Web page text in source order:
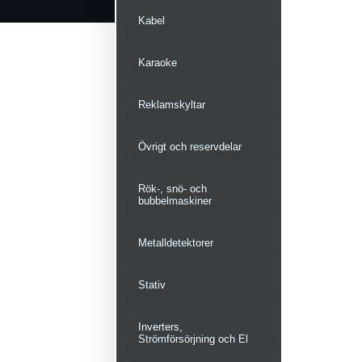
Kabel
Karaoke
Reklamskyltar
Övrigt och reservdelar
Rök-, snö- och
bubbelmaskiner
Metalldetektorer
Stativ
Inverters,
Strömförsörjning och El